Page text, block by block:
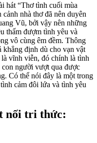
hát “Thơ tình cuối mùa
nhà thơ đã nên duyên
Vũ, bởi vậy nên những
thấm đượm tình yêu và
vô cùng êm đềm. Thông
khẳng định dù cho vạn vật
vĩnh viễn, đó chính là tình
người vượt qua được
Có thể nói đây là một trong
cảm đôi lứa và tình yêu
nối tri thức: